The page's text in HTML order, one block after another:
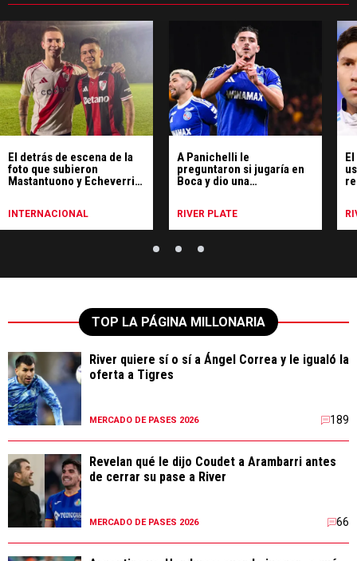
El detrás de escena de la
foto que subieron
Mastantuono y Echeverri
INTERNACIONAL
A Panichelli le
preguntaron si jugaría en
Boca y dio una
RIVER PLATE
TOP LA PÁGINA MILLONARIA
River quiere sí o sí a Ángel Correa y le igualó la
oferta a Tigres
MERCADO DE PASES 2026 189
Revelan qué le dijo Coudet a Arambarri antes
de cerrar su pase a River
MERCADO DE PASES 2026 66